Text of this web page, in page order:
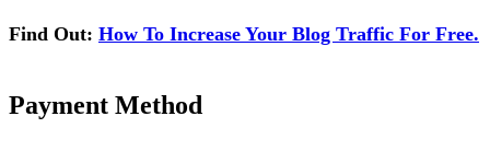
Find Out: How To Increase Your Blog Traffic For Free.
Payment Method